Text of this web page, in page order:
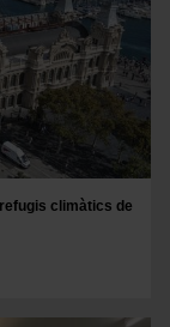
climàtics de